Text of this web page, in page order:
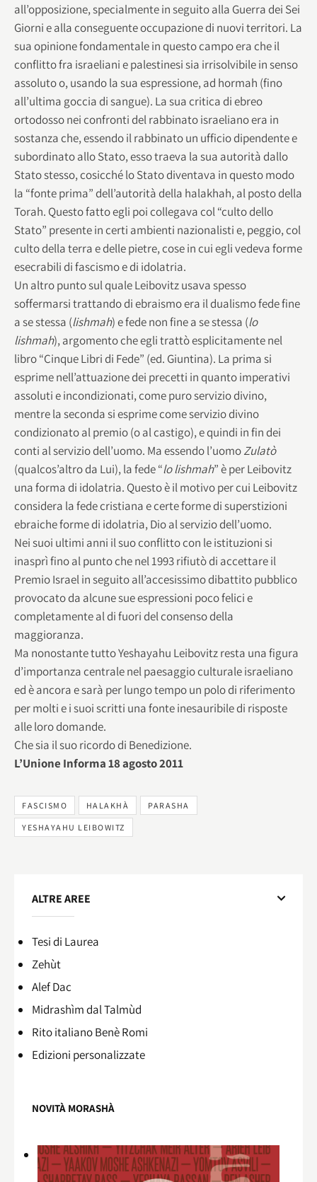
all’opposizione, specialmente in seguito alla Guerra dei Sei
Giorni e alla conseguente occupazione di nuovi territori. La
sua opinione fondamentale in questo campo era che il
conflitto fra israeliani e palestinesi sia irrisolvibile in senso
assoluto o, usando la sua espressione, ad hormah (fino
all’ultima goccia di sangue). La sua critica di ebreo
ortodosso nei confronti del rabbinato israeliano era in
sostanza che, essendo il rabbinato un ufficio dipendente e
subordinato allo Stato, esso traeva la sua autorità dallo
Stato stesso, cosicché lo Stato diventava in questo modo
la “fonte prima” dell’autorità della halakhah, al posto della
Torah. Questo fatto egli poi collegava col “culto dello
Stato” presente in certi ambienti nazionalisti e, peggio, col
culto della terra e delle pietre, cose in cui egli vedeva forme
esecrabili di fascismo e di idolatria.
Un altro punto sul quale Leibovitz usava spesso
soffermarsi trattando di ebraismo era il dualismo fede fine
a se stessa (lishmah) e fede non fine a se stessa (lo
lishmah), argomento che egli trattò esplicitamente nel
libro “Cinque Libri di Fede” (ed. Giuntina). La prima si
esprime nell’attuazione dei precetti in quanto imperativi
assoluti e incondizionati, come puro servizio divino,
mentre la seconda si esprime come servizio divino
condizionato al premio (o al castigo), e quindi in fin dei
conti al servizio dell’uomo. Ma essendo l’uomoZulatò
(qualcos’altro da Lui), la fede “lo lishmah” è per Leibovitz
una forma di idolatria. Questo è il motivo per cui Leibovitz
considera la fede cristiana e certe forme di superstizioni
ebraiche forme di idolatria, Dio al servizio dell’uomo.
Nei suoi ultimi anni il suo conflitto con le istituzioni si
inasprì fino al punto che nel 1993 rifiutò di accettare il
Premio Israel in seguito all’accesissimo dibattito pubblico
provocato da alcune sue espressioni poco felici e
completamente al di fuori del consenso della
maggioranza.
Ma nonostante tutto Yeshayahu Leibovitz resta una figura
d’importanza centrale nel paesaggio culturale israeliano
ed è ancora e sarà per lungo tempo un polo di riferimento
per molti e i suoi scritti una fonte inesauribile di risposte
alle loro domande.
Che sia il suo ricordo di Benedizione.
L’Unione Informa 18 agosto 2011
FASCISMO HALAKHÀ PARASHA
YESHAYAHU LEIBOWITZ
ALTRE AREE
Tesi di Laurea
Zehùt
Alef Dac
Midrashìm dal Talmùd
Rito italiano Benè Romi​
Edizioni personalizzate
NOVITÀ MORASHÀ